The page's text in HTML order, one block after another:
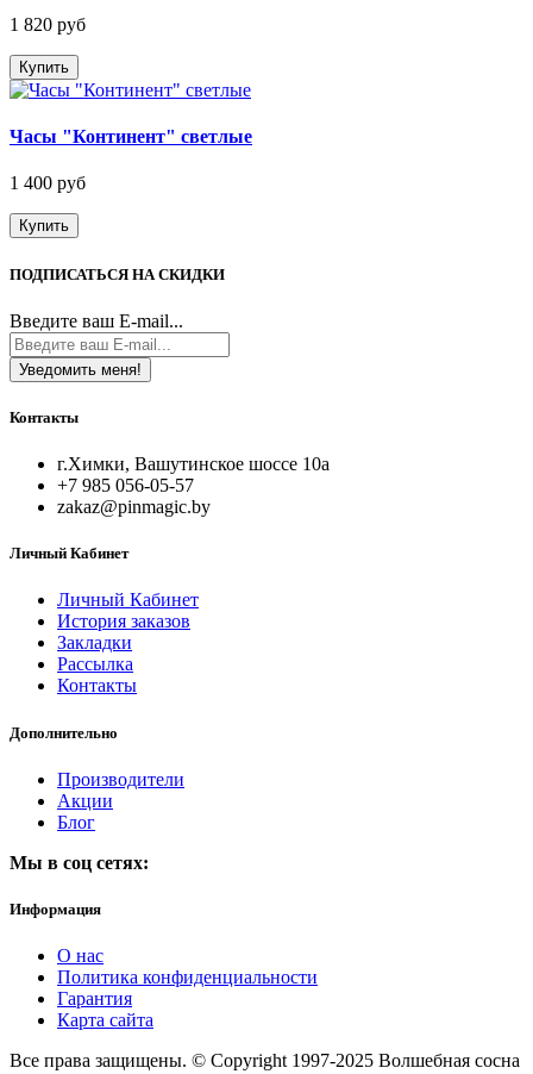
1 820 руб
Купить
Часы "Континент" светлые
1 400 руб
Купить
ПОДПИСАТЬСЯ НА СКИДКИ
Введите ваш E-mail...
Уведомить меня!
Контакты
г.Химки, Вашутинское шоссе 10а
+7 985 056-05-57
zakaz@pinmagic.by
Личный Кабинет
Личный Кабинет
История заказов
Закладки
Рассылка
Контакты
Дополнительно
Производители
Акции
Блог
Мы в соц сетях:
Информация
О нас
Политика конфиденциальности
Гарантия
Карта сайта
Все права защищены. © Copyright 1997-2025 Волшебная сосна